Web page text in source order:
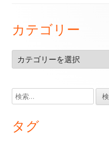
ッ
タ
ー・
ン
ン
カテゴリー
テ
リ
ー
検
索:
タグ